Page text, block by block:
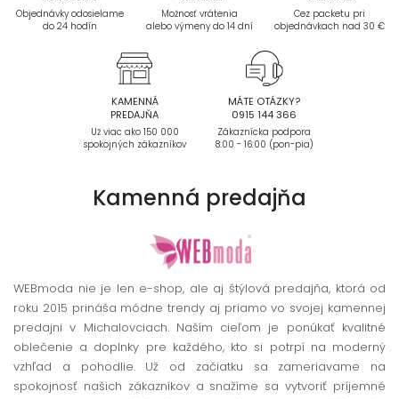
Objednávky odosielame
do 24 hodín
Možnosť vrátenia
alebo výmeny do 14 dní
Cez packetu pri
objednávkach nad 30 €
KAMENNÁ
PREDAJŇA
Už viac ako 150 000
spokojných zákazníkov
MÁTE OTÁZKY?
0915 144 366
Zákaznícka podpora
8:00 - 16:00 (pon-pia)
Kamenná predajňa
WEBmoda nie je len e-shop, ale aj štýlová predajňa, ktorá od
roku 2015 prináša módne trendy aj priamo vo svojej kamennej
predajni v Michalovciach. Naším cieľom je ponúkať kvalitné
oblečenie a doplnky pre každého, kto si potrpí na moderný
vzhľad a pohodlie. Už od začiatku sa zameriavame na
spokojnosť našich zákazníkov a snažíme sa vytvoriť príjemné